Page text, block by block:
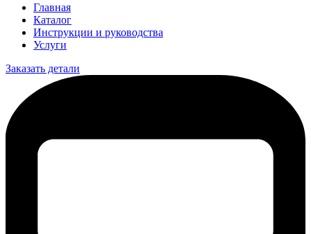
Главная
Каталог
Инструкции и руководства
Услуги
Заказать детали